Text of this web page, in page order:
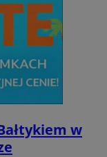
w